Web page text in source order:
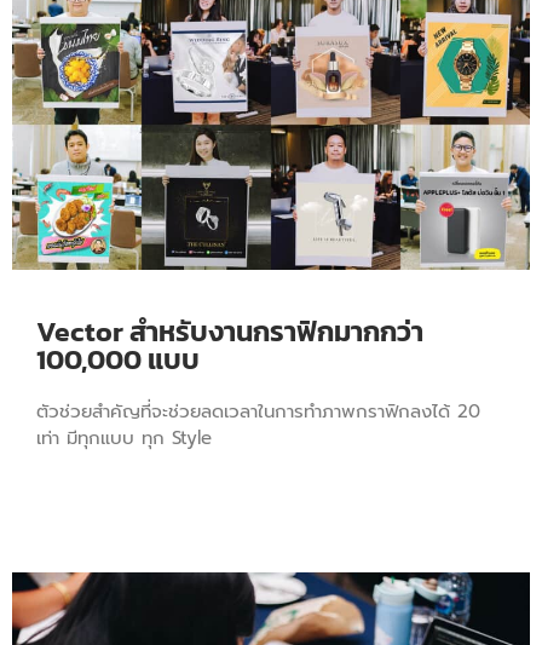
Vector สำหรับงานกราฟิกมากกว่า
100,000 แบบ
ตัวช่วยสำคัญที่จะช่วยลดเวลาในการทำภาพกราฟิกลงได้ 20
เท่า มีทุกแบบ ทุก Style